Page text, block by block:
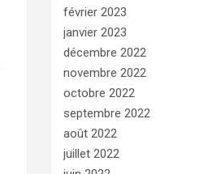
février 2023
janvier 2023
décembre 2022
novembre 2022
octobre 2022
septembre 2022
août 2022
juillet 2022